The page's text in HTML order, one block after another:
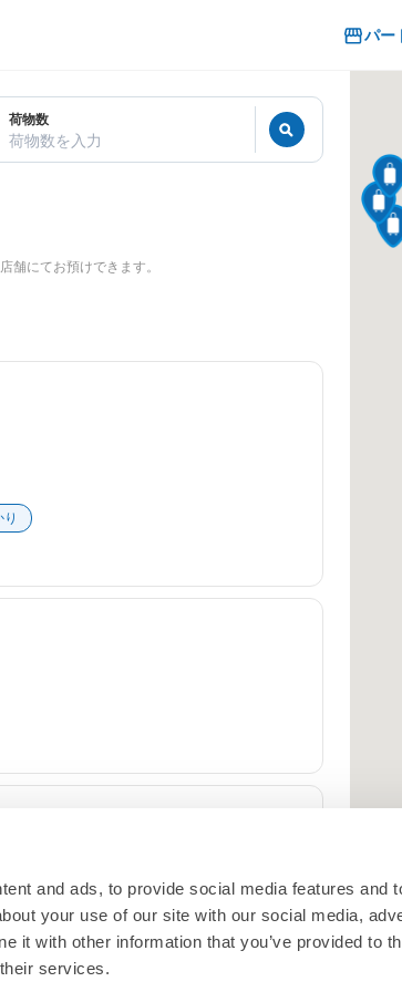
and ads, to provide social media features and
your use of our site with our social media,
it with other information that you’ve provided to
services.
パー
荷物数
荷物数を入力
舗にてお預けできます。